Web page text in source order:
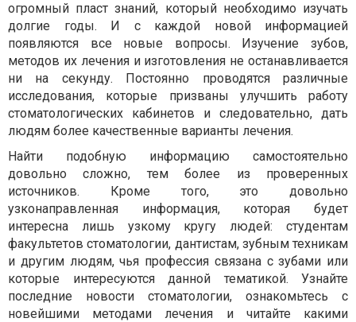
огромный пласт знаний, который необходимо изучать
долгие годы. И с каждой новой информацией
появляются все новые вопросы. Изучение зубов,
методов их лечения и изготовления не останавливается
ни на секунду. Постоянно проводятся различные
исследования, которые призваны улучшить работу
стоматологических кабинетов и следовательно, дать
людям более качественные варианты лечения.
Найти подобную информацию самостоятельно
довольно сложно, тем более из проверенных
источников. Кроме того, это довольно
узконаправленная информация, которая будет
интересна лишь узкому кругу людей: студентам
факультетов стоматологии, дантистам, зубным техникам
и другим людям, чья профессия связана с зубами или
которые интересуются данной тематикой. Узнайте
последние новости стоматологии, ознакомьтесь с
новейшими методами лечения и читайте какими